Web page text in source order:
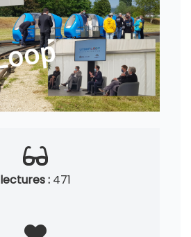
lectures : 471